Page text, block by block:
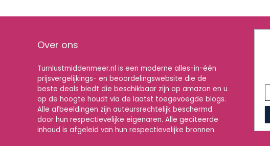
Over ons
Turnlustmiddenmeer.nl is een moderne alles-in-één
prijsvergelijkings- en beoordelingswebsite die de
beste deals biedt die beschikbaar zijn op amazon en u
op de hoogte houdt via de laatst toegevoegde blogs.
Alle afbeeldingen zijn auteursrechtelijk beschermd
door hun respectievelijke eigenaren. Alle geciteerde
inhoud is afgeleid van hun respectievelijke bronnen.